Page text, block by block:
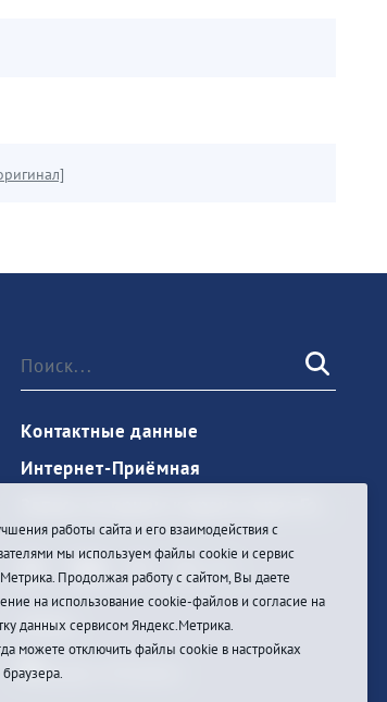
Контактные данные
Интернет-Приёмная
Войти
работы сайта и его взаимодействия с
мы используем файлы cookie и сервис
Продолжая работу с сайтом, Вы даете
на использование cookie-файлов и согласие на
данных сервисом Яндекс.Метрика.
можете отключить файлы cookie в настройках